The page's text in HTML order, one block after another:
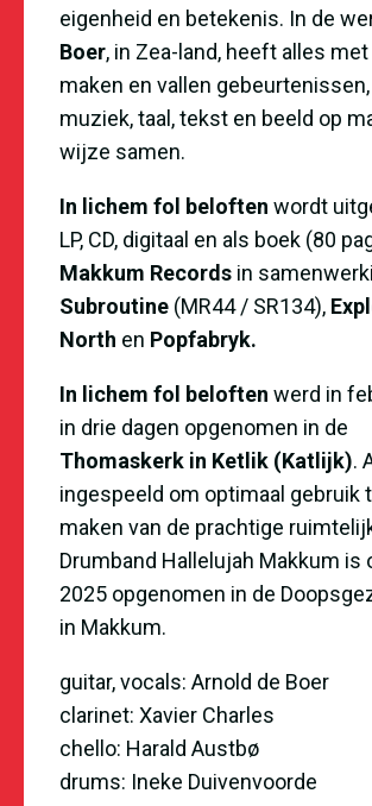
eigenheid en betekenis. In de
Boer, in Zea-land, heeft alles
maken en vallen
muziek, taal, tekst en beeld op
wijze samen.
In lichem fol beloften wordt
LP, CD, digitaal en als boek (80
Makkum Records in
Subroutine (MR44 / SR134),
North en Popfabryk.
In lichem fol beloften werd in
in drie dagen opgenomen in de
Thomaskerk in Ketlik (Katlijk).
ingespeeld om optimaal gebruik
maken van de prachtige
Drumband Hallelujah Makkum is
2025 opgenomen in de
in Makkum.
guitar, vocals: Arnold de Boer
clarinet: Xavier Charles
chello: Harald Austbø
drums: Ineke Duivenvoorde